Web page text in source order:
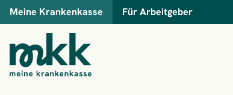
Meine Krankenkasse Für Arbeitgeber